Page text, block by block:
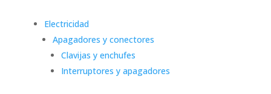
Electricidad
Apagadores y conectores
Clavijas y enchufes
Interruptores y apagadores